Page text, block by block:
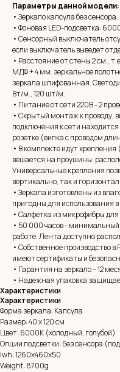
Параметры данной модели:
• Зеркало капсула без сенсора.
• Фоновая LED-подсветка:
• Сенсорный выключатель
если выключатель выведет
• Расстояние от стены 2 см.,
МДФ + 4 мм. зеркальное
зеркала шлифованная.
Вт/м., 120 шт/м.
• Питание от сети 220В - 2
• Скрытый монтаж к проводу,
подключения к сети
розетке (вилка с проводом
• В комплекте идут
вешается на проушины,
Универсальные крепления
вертикально, так и
• Зеркала изготовлены из
пригодны для использования
• Салфетка из микрофибры
• 50 000 часов - минимальный
работе. Лента доступно
• Собственное производство
имеют сертификаты и
• Гарантия на зеркало – 12
• Надежная упаковка
Характеристики
Характеристики
Форма зеркала: Капсула
Размер: 40 х 120 см
Цвет: 6000К (холодный, голубой)
Опции подсветки: Без сенсора
lwh: 1260x460x50
Weight: 8700g
MIRROR ROOM
+7 (961) 595-72-73
E-mail:
Адрес: 350037, г. Краснодар,
х. им. Ленина, ДНТ Виктория,
ул. Казачья, д. 2А
zerkala@ksk23.ru
Остались вопросы?
Оставь заявку и мы с Вами